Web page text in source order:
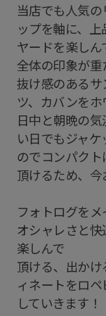
当店でも人気
ップを軸に、
ヤードを楽しん
全体の印象が
抜け感のある
ツ、カバンをホ
日中と朝晩の
い日でもジャ
のでコンパク
頂けるため、今
フォトログをメ
オシャレさと
楽しんで
頂ける、出か
ィネートをロ
していきます！